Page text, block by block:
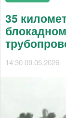
35
14:30 09.05.2026